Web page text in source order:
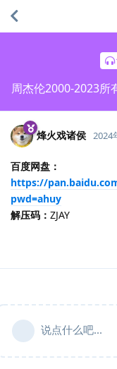
周杰伦2000-2023所
烽火戏诸侯 2024
百度网盘：
https://
pwd=ahuy
解压码： ZJAY
说点什么吧...